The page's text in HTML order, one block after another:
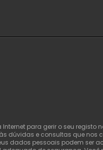
para gerir o seu registo
dúvidas e consultas que nos
dados pessoais podem ser